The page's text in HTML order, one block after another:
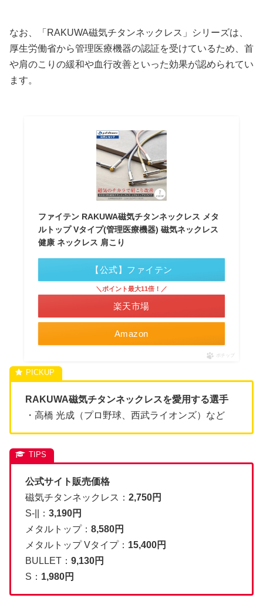
なお、「RAKUWA磁気チタンネックレス」シリーズは、
厚生労働省から管理医療機器の認証を受けているため、首
や肩のこりの緩和や血行改善といった効果が認められてい
ます。
ファイテン RAKUWA磁気チタンネックレス メタ
ルトップ Vタイプ(管理医療機器) 磁気ネックレス
健康 ネックレス 肩こり
Amazon
＼ポイント最大11倍！／
楽天市場
【公式】ファイテン
ポチップ
RAKUWA磁気チタンネックレスを愛用する選手
・高橋 光成（プロ野球、西武ライオンズ）など
公式サイト販売価格
磁気チタンネックレス： 2,750円
S-||： 3,190円
メタルトップ： 8,580円
メタルトップ Vタイプ： 15,400円
BULLET： 9,130円
S： 1,980円